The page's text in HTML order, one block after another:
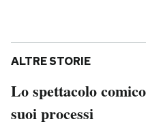
ALTRE STORIE
Lo spettacolo
suoi processi